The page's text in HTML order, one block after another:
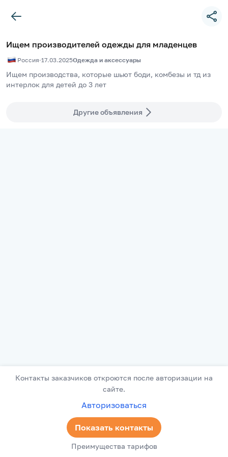
Ищем производителей одежды для младенцев
Россия·17.03.2025Одежда и аксессуары
Ищем производства, которые шьют боди, комбезы и тд из
интерлок для детей до 3 лет
Другие объявления
Контакты заказчиков откроются после авторизации на
сайте.
Авторизоваться
Показать контакты
Преимущества тарифов